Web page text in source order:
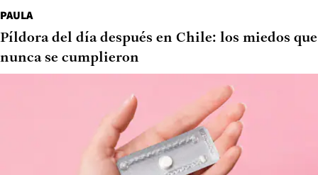
PAULA
Píldora del día después en Chile: los miedos que
nunca se cumplieron